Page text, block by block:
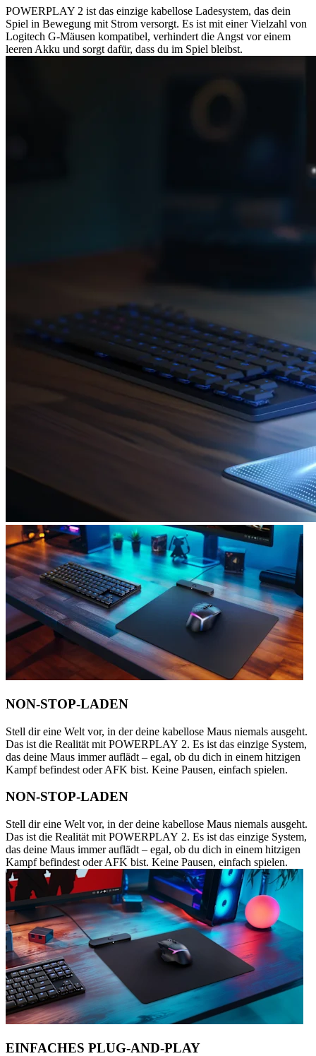
POWERPLAY 2 ist das einzige kabellose Ladesystem, das dein
Spiel in Bewegung mit Strom versorgt. Es ist mit einer Vielzahl von
Logitech G-Mäusen kompatibel, verhindert die Angst vor einem
leeren Akku und sorgt dafür, dass du im Spiel bleibst.
NON-STOP-LADEN
Stell dir eine Welt vor, in der deine kabellose Maus niemals ausgeht.
Das ist die Realität mit POWERPLAY 2. Es ist das einzige System,
das deine Maus immer auflädt – egal, ob du dich in einem hitzigen
Kampf befindest oder AFK bist. Keine Pausen, einfach spielen.
NON-STOP-LADEN
Stell dir eine Welt vor, in der deine kabellose Maus niemals ausgeht.
Das ist die Realität mit POWERPLAY 2. Es ist das einzige System,
das deine Maus immer auflädt – egal, ob du dich in einem hitzigen
Kampf befindest oder AFK bist. Keine Pausen, einfach spielen.
EINFACHES PLUG-AND-PLAY